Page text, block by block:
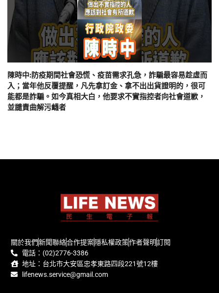
陳時中:防疫期間社會恐慌、疫苗需求孔急，詐騙最容易趁虛而
入；當年他反覆提醒，凡先拿訂金、拿不出出貨證明的，很可
能都是詐騙。如今真相大白，他要求不實指控者向社會道歉，
並譴責曲解污衊者
關於我們新聞聯絡合作提案隱私權政策作者聲明訂閱
電話：(02)2776-3386
地址：台北市大安區忠孝東路四段221號12樓
lifenews.service@gmail.com